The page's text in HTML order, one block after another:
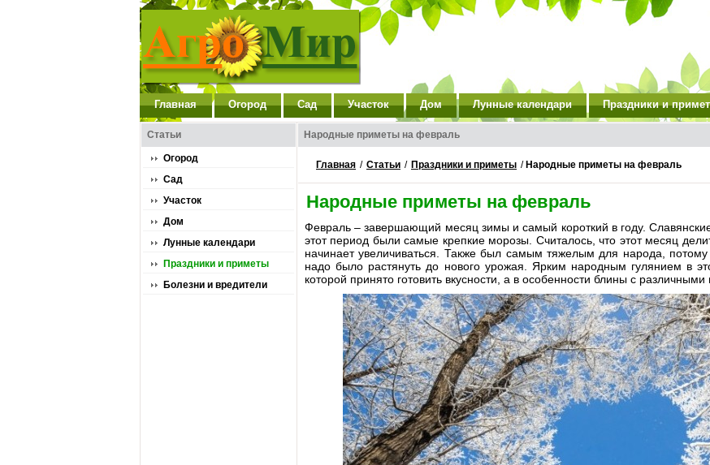
Главная Огород Сад Участок Дом Лунные календари Праздники и
Статьи
Огород
Сад
Участок
Дом
Лунные календари
Праздники и приметы
Болезни и вредители
Народные приметы на февраль
Главная / Статьи / Праздники и приметы / Народные приметы на февраль
Народные приметы на февраль
Февраль – завершающий месяц зимы и самый короткий в году.
этот период были самые крепкие морозы. Считалось, что этот месяц
начинает увеличиваться. Также был самым тяжелым для народа,
надо было растянуть до нового урожая. Ярким народным гулянием в
которой принято готовить вкусности, а в особенности блины с различными